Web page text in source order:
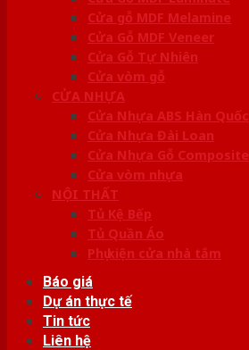
Cửa gỗ MDF Melamine
Cửa Gỗ MDF Veneer
Cửa Gỗ Tự Nhiên
Cửa vòm gỗ
CỬA NHỰA
Cửa Nhựa ABS Hàn Quốc
Cửa Nhựa Đài Loan
Cửa Nhựa Gỗ Composite
Cửa vòm nhựa
NỘI THẤT
Tủ Kệ Bếp
Tủ Quần Áo
Phụ kiện cửa nhà tắm
Báo giá
Dự án thực tế
Tin tức
Liên hệ